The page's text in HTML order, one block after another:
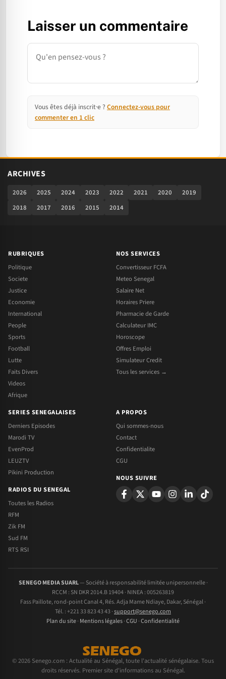
Laisser un commentaire
Commentaire
Vous êtes déjà inscrit·e ? Connectez-vous pour
commenter en 1 clic
ARCHIVES
2026 2025 2024 2023 2022 2021 2020
2019
2018
2017 2016 2015 2014
RUBRIQUES
Politique
Societe
Justice
Economie
International
People
Sports
Football
Lutte
Faits Divers
Videos
Afrique
NOS SERVICES
Convertisseur FCFA
Meteo Senegal
Salaire Net
Horaires Priere
Pharmacie de Garde
Calculateur IMC
Horoscope
Offres Emploi
Simulateur Credit
Tous les services →
SERIES SENEGALAISES
Derniers Episodes
Marodi TV
EvenProd
LEUZTV
Pikini Production
RADIOS DU SENEGAL
Toutes les Radios
RFM
Zik FM
Sud FM
RTS RSI
A PROPOS
Qui sommes-nous
Contact
Confidentialite
CGU
NOUS SUIVRE
SENEGO MEDIA SUARL— Société à responsabilité limitée unipersonnelle ·
RCCM : SN DKR 2014.B 19404 · NINEA : 005263819
Fass Paillote, rond-point Canal 4, Rés. Adja Mame Ndiaye, Dakar, Sénégal ·
Tél. : +221 33 823 43 43 ·support@senego.com
Plan du site· Mentions légales·CGU ·Confidentialité
© 2026 Senego.com : Actualité au Sénégal, toute l'actualité sénégalaise. Tous
droits réservés. Premier site d'informations au Sénégal.